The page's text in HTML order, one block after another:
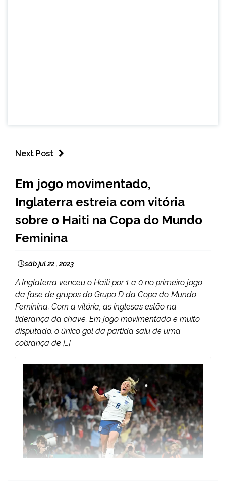
Next Post
Em jogo movimentado,
Inglaterra estreia com vitória
sobre o Haiti na Copa do Mundo
Feminina
sáb jul 22 , 2023
A Inglaterra venceu o Haiti por 1 a 0 no primeiro jogo
da fase de grupos do Grupo D da Copa do Mundo
Feminina. Com a vitória, as inglesas estão na
liderança da chave. Em jogo movimentado e muito
disputado, o único gol da partida saiu de uma
cobrança de […]